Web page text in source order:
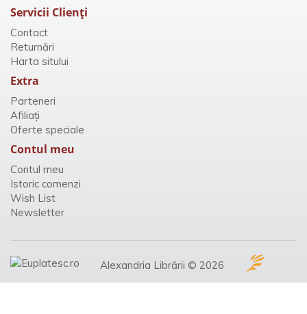
Servicii Clienţi
Contact
Returnări
Harta sitului
Extra
Parteneri
Afiliaţi
Oferte speciale
Contul meu
Contul meu
Istoric comenzi
Wish List
Newsletter
Alexandria Librării © 2026